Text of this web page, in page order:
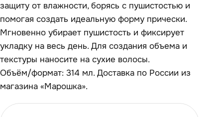
защиту от влажности, борясь с пушистостью и
помогая создать идеальную форму прически.
Мгновенно убирает пушистость и фиксирует
укладку на весь день. Для создания объема и
текстуры наносите на сухие волосы.
Объём/формат: 314 мл. Доставка по России из
магазина «Марошка».